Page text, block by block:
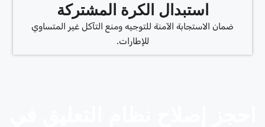
استبدال الكرة المشتركة
ضمان الاستجابة الآمنة للتوجيه ومنع التآكل غير المتساوي
للإطارات.